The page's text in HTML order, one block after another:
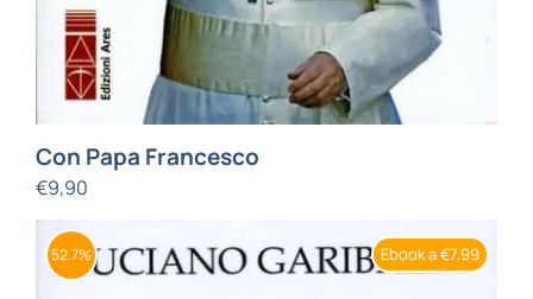
Con Papa Francesco
€9,90
Ebook a €7,99
52.7%